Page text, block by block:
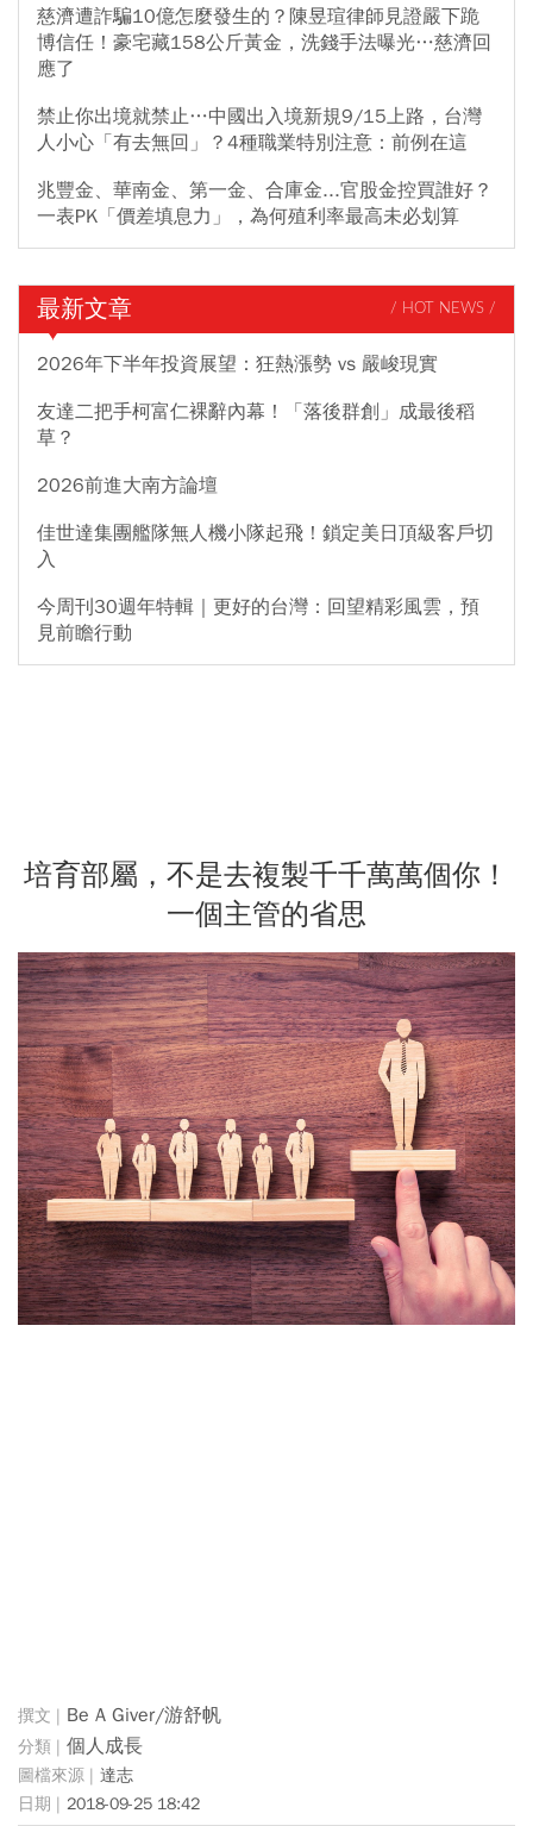
慈濟遭詐騙10億怎麼發生的？陳昱瑄律師見證嚴下跪
博信任！豪宅藏158公斤黃金，洗錢手法曝光…慈濟回
應了
禁止你出境就禁止…中國出入境新規9/15上路，台灣
人小心「有去無回」？4種職業特別注意：前例在這
兆豐金、華南金、第一金、合庫金...官股金控買誰好？
一表PK「價差填息力」，為何殖利率最高未必划算
最新文章 / HOT NEWS /
2026年下半年投資展望：狂熱漲勢 vs 嚴峻現實
友達二把手柯富仁裸辭內幕！「落後群創」成最後稻
草？
2026前進大南方論壇
佳世達集團艦隊無人機小隊起飛！鎖定美日頂級客戶切
入
今周刊30週年特輯｜更好的台灣：回望精彩風雲，預
見前瞻行動
培育部屬，不是去複製千千萬萬個你！
一個主管的省思
Be A Giver/游舒帆
個人成長
達志
2018-09-25 18:42